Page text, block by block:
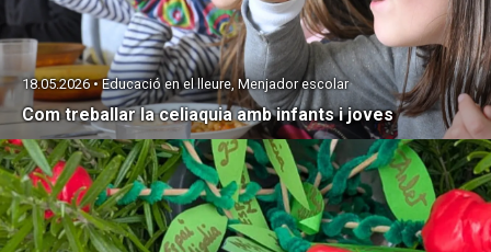
Com treballar la celiaquia amb infants i joves
18.05.2026 • Educació en el lleure, Menjador escolar